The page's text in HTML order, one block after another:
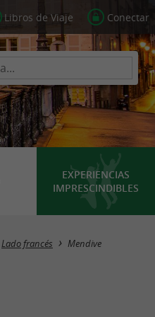
Libros de Viaje Conectar
EXPERIENCIAS
IMPRESCINDIBLES
Ocultar mapa
Lado francés Mendive